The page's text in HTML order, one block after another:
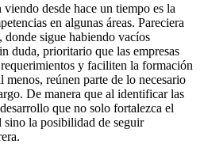
viendo desde hace un tiempo es la
en algunas áreas. Pareciera
sigue habiendo vacíos
duda, prioritario que las empresas
y faciliten la formación
menos, reúnen parte de lo necesario
De manera que al identificar las
que no solo fortalezca el
la posibilidad de seguir